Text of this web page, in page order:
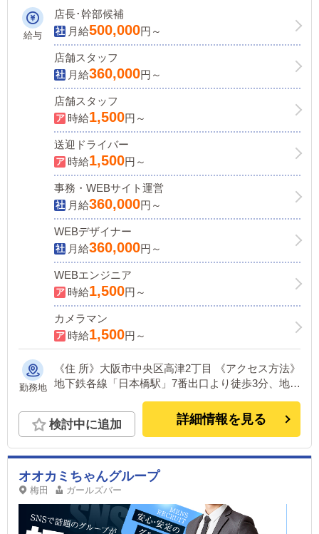
ボーナスあり！▶未経験も、ナイトレジ
ャー経験者も輝ける環境が“DEAR
Premium”にはあります！
給与
店長･幹部候補
月給500,000円～
店舗スタッフ
月給360,000円～
店舗スタッフ
時給1,500円～
送迎ドライバー
時給1,500円～
事務・WEBサイト運営
月給360,000円～
WEBデザイナー
月給360,000円～
WEBエンジニア
時給1,500円～
カメラマン
時給1,500円～
勤務地
《住 所》大阪市中央区高津2丁目 《アクセス方法》
地下鉄各線「日本橋駅」7番出口より徒歩3分、地下
検討中に追加 詳細情報を見る
オオカミちゃんグループ
梅田 ガールズバー